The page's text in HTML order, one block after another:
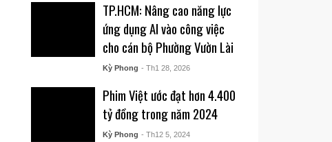
TP.HCM: Nâng cao năng lực
ứng dụng AI vào công việc
cho cán bộ Phường Vườn Lài
Kỳ Phong - Th1 28, 2026
Phim Việt ước đạt hơn 4.400
tỷ đồng trong năm 2024
Kỳ Phong - Th12 5, 2024